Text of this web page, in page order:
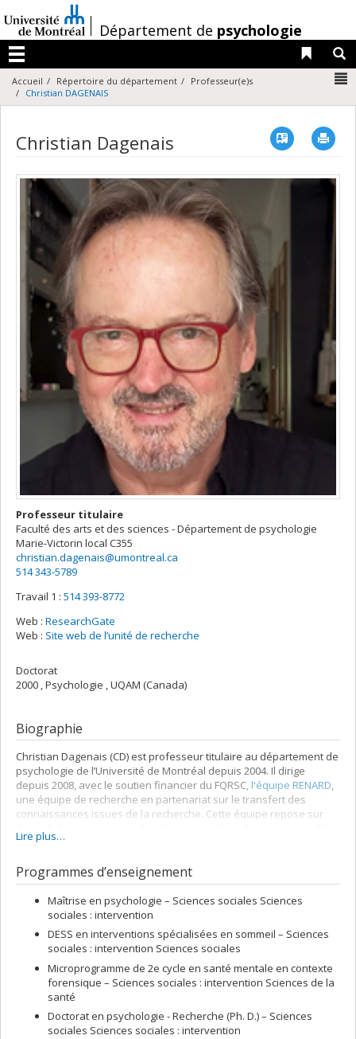
au
contenu
/Département de psychologie
Menu
Liens
Accueil Répertoire du département
Professeur(e)s
Christian DAGENAIS
Christian Dagenais Vcard
Professeur titulaire
Faculté des arts et des sciences - Département de psychologie
Marie-Victorin local C355
christian.dagenais@umontreal.ca
514 343-5789
Travail 1 : 514 393-8772
Web : ResearchGate
Web : Site web de l’unité de recherche
Doctorat
2000 , Psychologie , UQAM (Canada)
Biographie
Christian Dagenais (CD) est professeur titulaire au département de
psychologie de l’Université de Montréal depuis 2004. Il dirige
depuis 2008, avec le soutien financier du FQRSC, l'équipe RENARD,
une équipe de recherche en partenariat sur le transfert des
connaissances issues de la recherche. Cette équipe repose sur
afin de contribuer à l’avancement des connaissances scientifiques
directement les objectifs de recherche de l’équipe, à savoir:
l’évaluation des besoins des intervenants et des
gestionnaires en matière de nouvelles connaissances;
l’évaluation des effets des différentes stratégies de TC;
l’identification des conditions favorisant une plus grande
utilisation des connaissances.
CD a occupé le poste de chargé de projet au ministère de la Santé
et des Services sociaux, pour un projet visant à tirer des leçons
des évaluations de 40 projets québécois financés par le Fonds
d’adaptation des services de santé. De 2002 à 2011, il a occupé la
Lire plus…
Programmes d’enseignement
Maîtrise en psychologie – Sciences sociales Sciences
sociales : intervention
DESS en interventions spécialisées en sommeil – Sciences
sociales : intervention Sciences sociales
Microprogramme de 2e cycle en santé mentale en contexte
forensique – Sciences sociales : intervention Sciences de la
santé
Doctorat en psychologie - Recherche (Ph. D.) – Sciences
sociales Sciences sociales : intervention